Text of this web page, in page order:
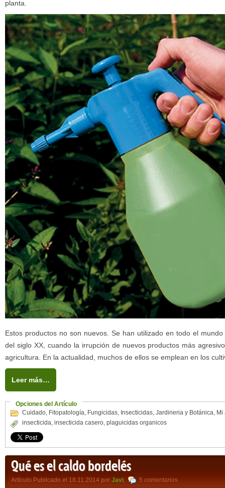
planta.
Estos productos no son nuevos. Se han utilizado en todo el
del siglo XX, cuando la irrupción de nuevos productos más
agricultura. En la actualidad, muchos de ellos se emplean en los
Leer más…
Opciones del Artículo
Cuidado, Fitopatología, Fungicidas, Insecticidas, Jardineria y Botánica, Mi
insecticida, insecticida casero, plaguicidas organicos
Qué es el caldo bordelés
Artículo Publicado el 18.11.2014 por Javi, 5 comentarios